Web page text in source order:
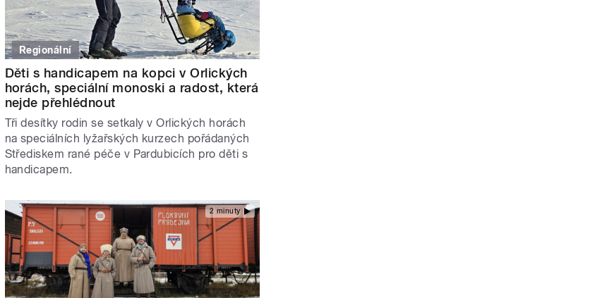
Regionální
Děti s handicapem na kopci v Orlických
horách, speciální monoski a radost, která
nejde přehlédnout
Tři desítky rodin se setkaly v Orlických horách
na speciálních lyžařských kurzech pořádaných
Střediskem rané péče v Pardubicích pro děti s
handicapem.
2 minuty